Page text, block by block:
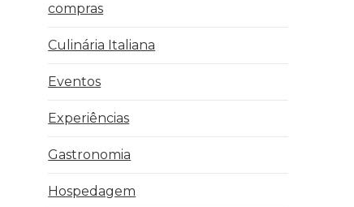
compras
Culinária Italiana
Eventos
Experiências
Gastronomia
Hospedagem